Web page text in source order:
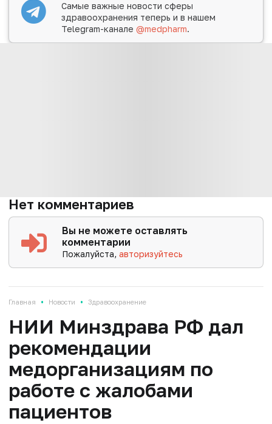
Самые важные новости сферы
здравоохранения теперь и в нашем
Telegram-канале@medpharm.
Нет комментариев
Вы не можете оставлять
комментарии
Пожалуйста,авторизуйтесь
Главная • Новости • Здравоохранение
НИИ Минздрава РФ дал
рекомендации
медорганизациям по
работе с жалобами
пациентов